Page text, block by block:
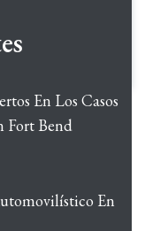
En Los Casos
Fort Bend
En